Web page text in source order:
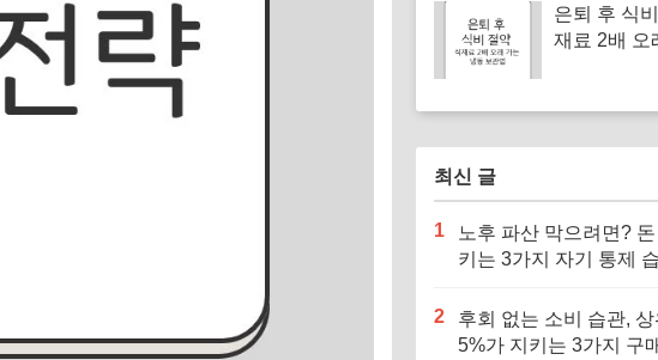
은퇴 후 식
재료 2배 오
최신 글
1
노후 파산 막으려면?
키는 3가지 자기 통제
2
후회 없는 소비 습관,
5%가 지키는 3가지 구